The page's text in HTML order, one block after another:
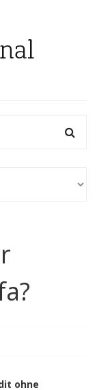
ohne